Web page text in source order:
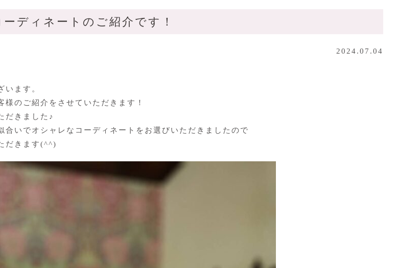
ディネートのご紹介です！
2024.07.04
います。
様のご紹介をさせていただきます！
だきました♪
合いでオシャレなコーディネートをお選びいただきましたので
だきます(^^)